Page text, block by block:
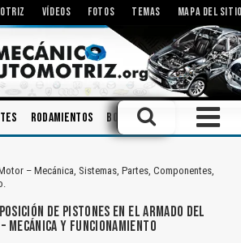
VÍDEOS FOTOS TEMAS MAPA DEL
Rodamientos Bombas Herramientas
– Mecánica, Sistemas, Partes, Componentes,
DE PISTONES EN EL ARMADO DEL
MECÁNICA Y FUNCIONAMIENTO